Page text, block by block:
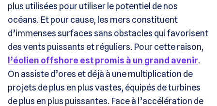
plus utilisées pour utiliser le potentiel de nos
océans. Et pour cause, les mers constituent
d’immenses surfaces sans obstacles qui favorisent
des vents puissants et réguliers. Pour cette raison,
l’éolien offshore est promis à un grand avenir.
On assiste d’ores et déjà à une multiplication de
projets de plus en plus vastes, équipés de turbines
de plus en plus puissantes. Face à l’accélération de